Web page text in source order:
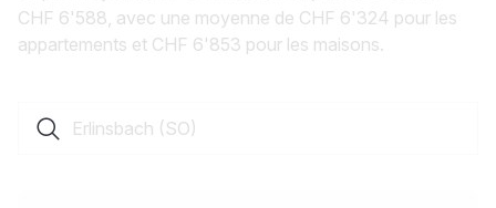
CHF 6'588, avec une moyenne de CHF 6'324 pour les
appartements et CHF 6'853 pour les maisons.